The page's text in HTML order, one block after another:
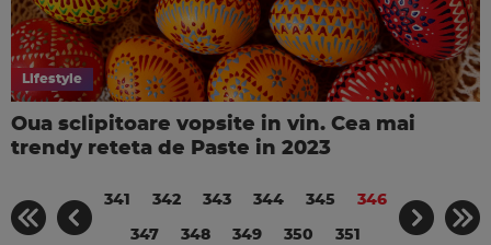
Lifestyle
Oua sclipitoare vopsite in vin. Cea mai
trendy reteta de Paste in 2023
341 342 343 344 345 346
347 348 349 350 351